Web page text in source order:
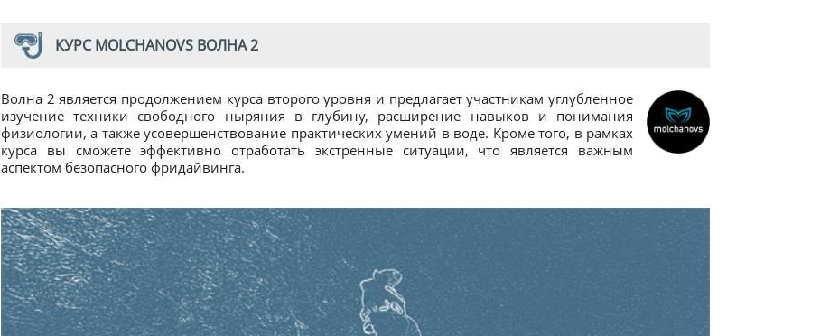
КУРС MOLCHANOVS ВОЛНА 2
Волна 2 является продолжением курса второго уровня и предлагает участникам углубленное
изучение техники свободного ныряния в глубину, расширение навыков и понимания
физиологии, а также усовершенствование практических умений в воде. Кроме того, в рамках
курса вы сможете эффективно отработать экстренные ситуации, что является важным
аспектом безопасного фридайвинга.